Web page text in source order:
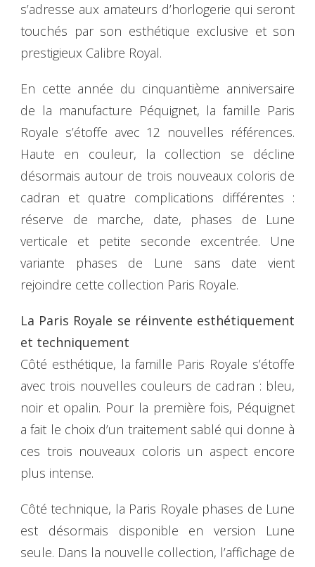
s’adresse aux amateurs d’horlogerie qui seront
touchés par son esthétique exclusive et son
prestigieux Calibre Royal.
En cette année du cinquantième anniversaire
de la manufacture Péquignet, la famille Paris
Royale s’étoffe avec 12 nouvelles références.
Haute en couleur, la collection se décline
désormais autour de trois nouveaux coloris de
cadran et quatre complications différentes :
réserve de marche, date, phases de Lune
verticale et petite seconde excentrée. Une
variante phases de Lune sans date vient
rejoindre cette collection Paris Royale.
La Paris Royale se réinvente esthétiquement
et techniquement
Côté esthétique, la famille Paris Royale s’étoffe
avec trois nouvelles couleurs de cadran : bleu,
noir et opalin. Pour la première fois, Péquignet
a fait le choix d’un traitement sablé qui donne à
ces trois nouveaux coloris un aspect encore
plus intense.
Côté technique, la Paris Royale phases de Lune
est désormais disponible en version Lune
seule. Dans la nouvelle collection, l’affichage de